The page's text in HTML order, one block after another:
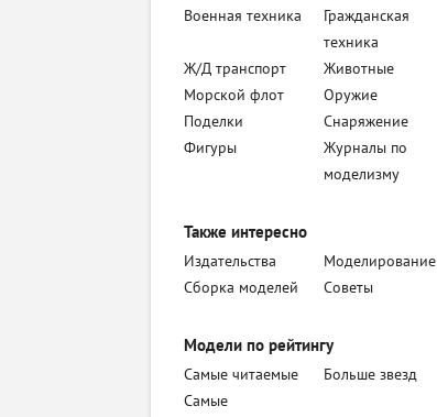
Военная техника
Гражданская
техника
Ж/Д транспорт
Животные
Морской флот
Оружие
Поделки
Снаряжение
Фигуры
Журналы по
моделизму
Также интересно
Издательства
Моделирование
Сборка моделей
Советы
Модели по рейтингу
Самые читаемые
Больше звезд
Самые